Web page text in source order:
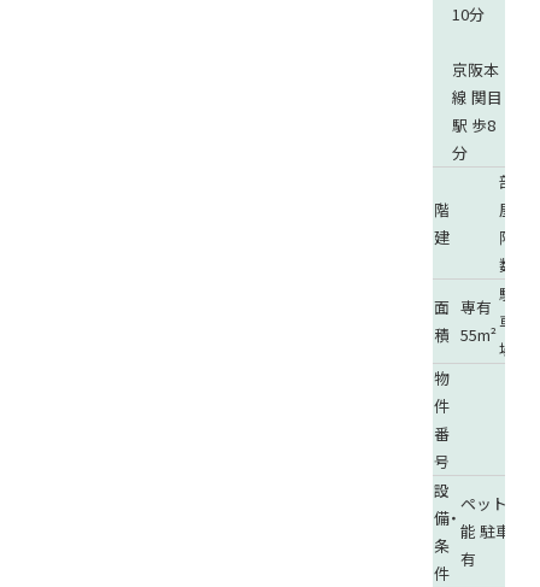
10分
京阪本
線 関目
駅 歩8
分
階
建
部
屋
階
数
面
積
専有
55m²
駐
車
場
物
件
番
号
設
備・
条
件
ペット可
能 駐車場
有